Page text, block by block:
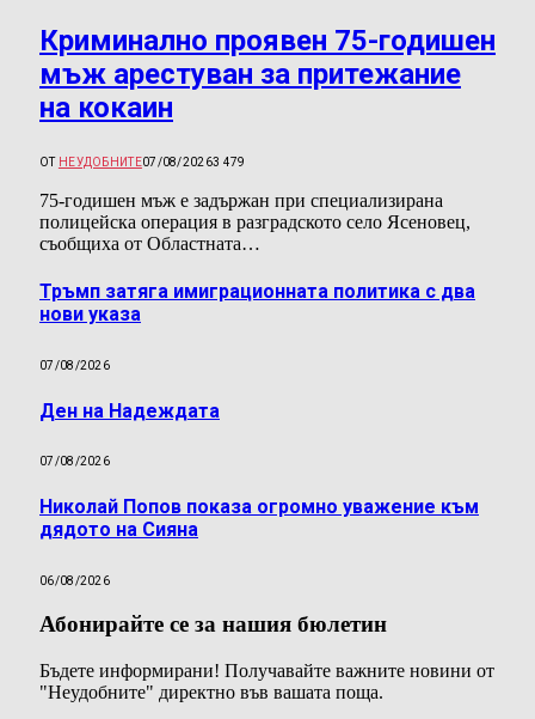
Криминално проявен 75-годишен
мъж арестуван за притежание
на кокаин
ОТ НЕУДОБНИТЕ07/08/20263 479
75-годишен мъж е задържан при специализирана
полицейска операция в разградското село Ясеновец,
съобщиха от Областната…
Тръмп затяга имиграционната политика с два
нови указа
07/08/2026
Ден на Надеждата
07/08/2026
Николай Попов показа огромно уважение към
дядото на Сияна
06/08/2026
Абонирайте се за нашия бюлетин
Бъдете информирани! Получавайте важните новини от
"Неудобните" директно във вашата поща.